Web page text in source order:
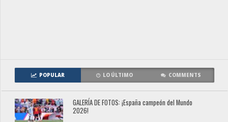
POPULAR LO ÚLTIMO COMMENTS
GALERÍA DE FOTOS: ¡España campeón del Mundo
2026!